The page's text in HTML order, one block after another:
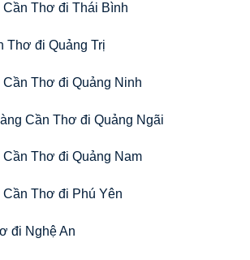
Thơ đi Thái Bình
Thơ đi Quảng Trị
Thơ đi Quảng Ninh
Cần Thơ đi Quảng Ngãi
Thơ đi Quảng Nam
Thơ đi Phú Yên
đi Nghệ An